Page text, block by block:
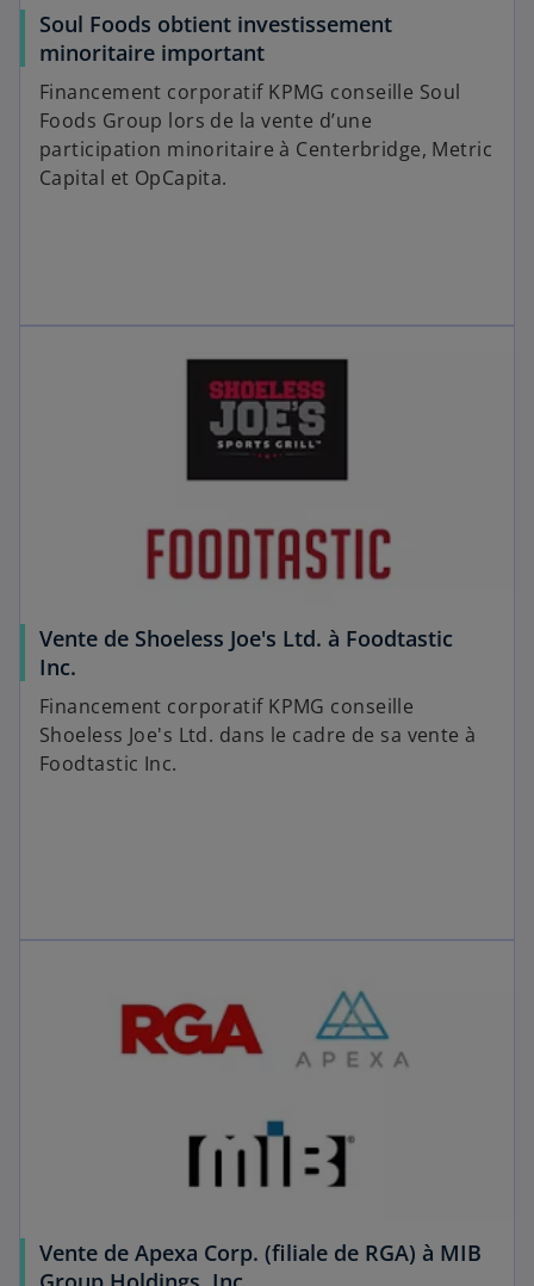
Soul Foods obtient investissement
minoritaire important
Financement corporatif KPMG conseille Soul
Foods Group lors de la vente d’une
participation minoritaire à Centerbridge, Metric
Capital et OpCapita.
Vente de Shoeless Joe's Ltd. à Foodtastic
Inc.
Financement corporatif KPMG conseille
Shoeless Joe's Ltd. dans le cadre de sa vente à
Foodtastic Inc.
Vente de Apexa Corp. (filiale de RGA) à MIB